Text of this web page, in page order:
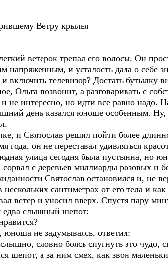
Ветру крылья
ветерок трепал его волосы. Он
напряженным, и усталость дала о себе
включить телевизор? Достать бутылку
Ольга позвонит, а разговаривать с
не интересно, но идти все равно надо.
день казался юноше особенным.
и Святослав решил пойти более
года, он не переставал удивляться
улица сегодня была пустынна, но
с деревьев миллиарды розовых
Святослав остановился и, не
сантиметрах от его тела и
ветер и уносил вверх. Спустя пару
едва слышный шепот:
не задумываясь, ответил:
словно боясь спугнуть это чудо,
шепот, а за ним смех, как звон